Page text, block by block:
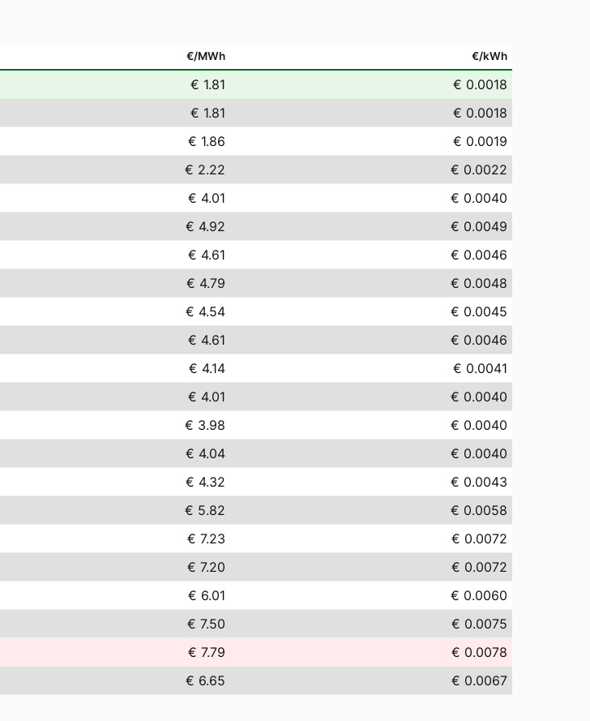
€/MWh €/kWh
€ 1.81
€ 0.0018
€ 1.81
€ 0.0018
€ 1.86
€ 0.0019
€ 2.22
€ 0.0022
€ 4.01
€ 0.0040
€ 4.92
€ 0.0049
€ 4.61
€ 0.0046
€ 4.79
€ 0.0048
€ 4.54
€ 0.0045
€ 4.61
€ 0.0046
€ 4.14
€ 0.0041
€ 4.01
€ 0.0040
€ 3.98
€ 0.0040
€ 4.04
€ 0.0040
€ 4.32
€ 0.0043
€ 5.82
€ 0.0058
€ 7.23
€ 0.0072
€ 7.20
€ 0.0072
€ 6.01
€ 0.0060
€ 7.50
€ 0.0075
€ 7.79
€ 0.0078
€ 6.65 € 0.0067